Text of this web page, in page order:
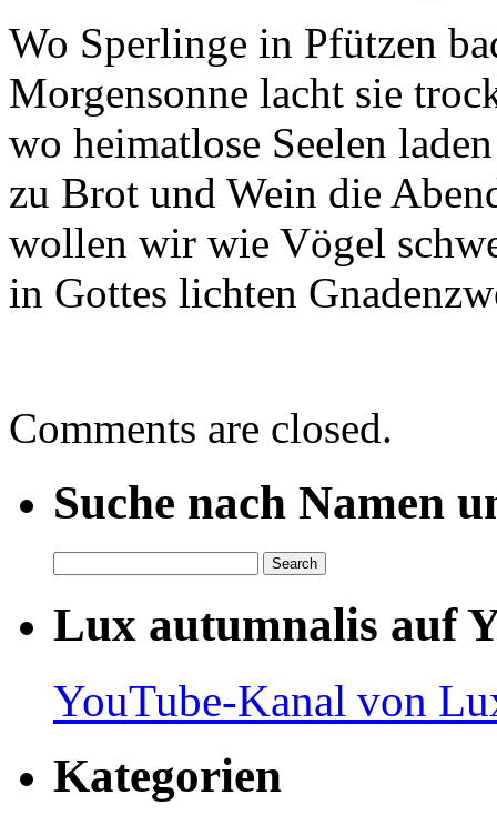
Wo Sperlinge in Pfützen
Morgensonne lacht sie
wo heimatlose Seelen laden
zu Brot und Wein die
wollen wir wie Vögel
in Gottes lichten
Comments are closed.
Suche nach Namen
Lux autumnalis auf
YouTube-Kanal von
Kategorien